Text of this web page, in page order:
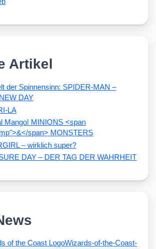
Artikel
der Spinnensinn: SPIDER-MAN –
DAY
LA
Mango! MINIONS <span
span> MONSTERS
– wirklich super?
DAY – DER TAG DER WAHRHEIT
Wizards-of-the-Coast-